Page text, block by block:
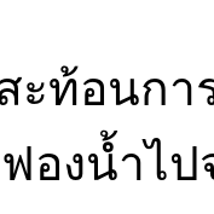
ะท้อนกา
ฟองน้ำไ